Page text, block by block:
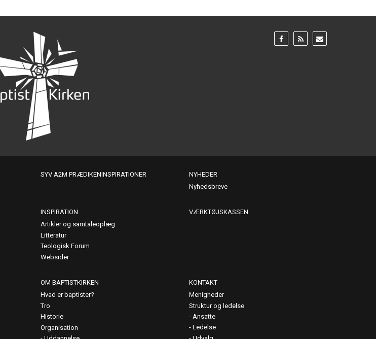
Gå
til:
Gå
til:
Gå
til:
SYV A2M PRÆDIKENINSPIRATIONER
NYHEDER
Nyhedsbreve
INSPIRATION
Artikler og samtaleoplæg
Litteratur
Teologisk Forum
Websider
VÆRKTØJSKASSEN
OM BAPTISTKIRKEN
Hvad er baptister?
Tro
Historie
Organisation
KONTAKT
Menigheder
Struktur og ledelse
Ansatte
Ledelse